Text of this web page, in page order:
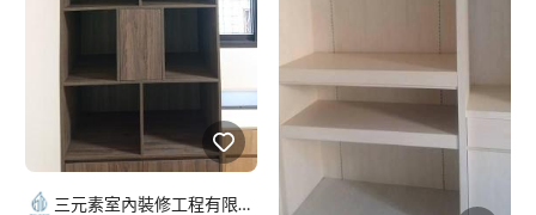
三元素室內裝修工程有限公司